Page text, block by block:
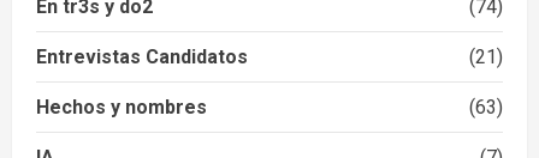
En tr3s y do2 (74)
Entrevistas Candidatos (21)
Hechos y nombres (63)